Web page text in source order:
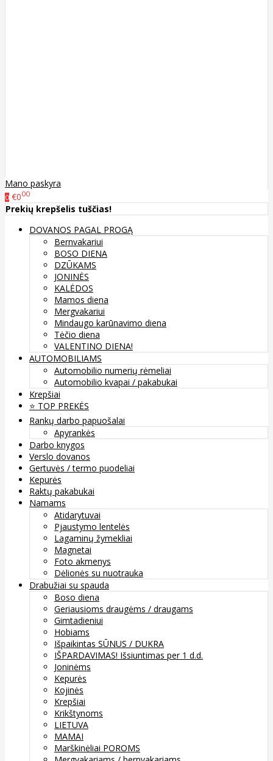
Mano paskyra
0 €000
Prekių krepšelis tuščias!
DOVANOS PAGAL PROGĄ
Bernvakariui
BOSO DIENA
DZŪKAMS
JONINĖS
KALĖDOS
Mamos diena
Mergvakariui
Mindaugo karūnavimo diena
Tėčio diena
VALENTINO DIENA!
AUTOMOBILIAMS
Automobilio numerių rėmeliai
Automobilio kvapai / pakabukai
Krepšiai
⭐️ TOP PREKĖS
Rankų darbo papuošalai
Apyrankės
Darbo knygos
Verslo dovanos
Gertuvės / termo puodeliai
Kepurės
Raktų pakabukai
Namams
Atidarytuvai
Pjaustymo lentelės
Lagaminų žymekliai
Magnetai
Foto akmenys
Dėlionės su nuotrauka
Drabužiai su spauda
Boso diena
Geriausioms draugėms / draugams
Gimtadieniui
Hobiams
Išpaikintas SŪNUS / DUKRA
IŠPARDAVIMAS! Išsiuntimas per 1 d.d.
Joninėms
Kepurės
Kojinės
Krepšiai
Krikštynoms
LIETUVA
MAMAI
Marškinėliai POROMS